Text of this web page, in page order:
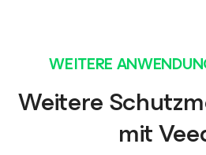
WEITERE
Weitere
mit